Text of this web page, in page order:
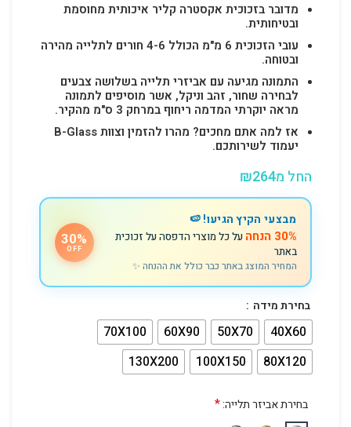
מדובר בזכוכית אקסטרה קליר איכותית מחוסמת
ובטיחותית.
עובי הזכוכית 6 מ"מ הכולל 4-6 חורים לתלייה מהירה
ובטוחה.
התמונה מגיעה עם אביזרי תלייה בשלושה צבעים
לבחירה שחור, זהב וניקל, אשר מוסיפים לתמונה
מראה יוקרתי המדמה ריחוף במרחק 3 ס"מ מהקיר.
אז למה אתם מחכים? מהרו להזמין וצוות B-Glass
יעמוד לשירותכם.
החל מ ₪264
מבצעי הקיץ הגיעו! 🍉
30% הנחה
על כל מוצרי הדפסה על זכוכית
באתר
המחיר המוצג באתר כבר כולל את ההנחה ✨
30%
OFF
בחירת מידה
40X60
50X70
60X90
70X100
80X120
100X150
130X200
בחירת אביזר תלייה:*